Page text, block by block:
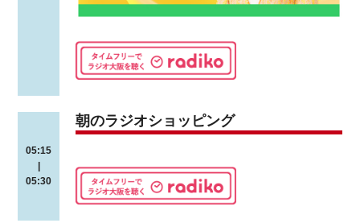
05:15
|
05:30
朝のラジオショッピング